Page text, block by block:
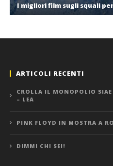
I migliori film sugli squali
ARTICOLI RECENTI
CROLLA IL MONOPOLIO
– LEA
PINK FLOYD IN MOSTRA A
DIMMI CHI SEI!